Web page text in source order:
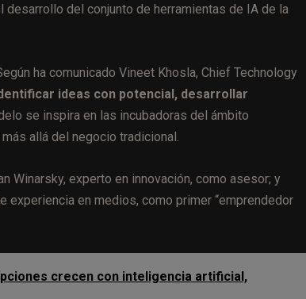
del conjunto de herramientas de IA de la
ha comunicado Vineet Khosla, Chief Technology
ideas con potencial, desarrollar
se inspira en las incubadoras del ámbito
allá del negocio tradicional.
Winarsky, experto en innovación, como asesor; y
en medios, como primer “emprendedor
crecen con inteligencia artificial,